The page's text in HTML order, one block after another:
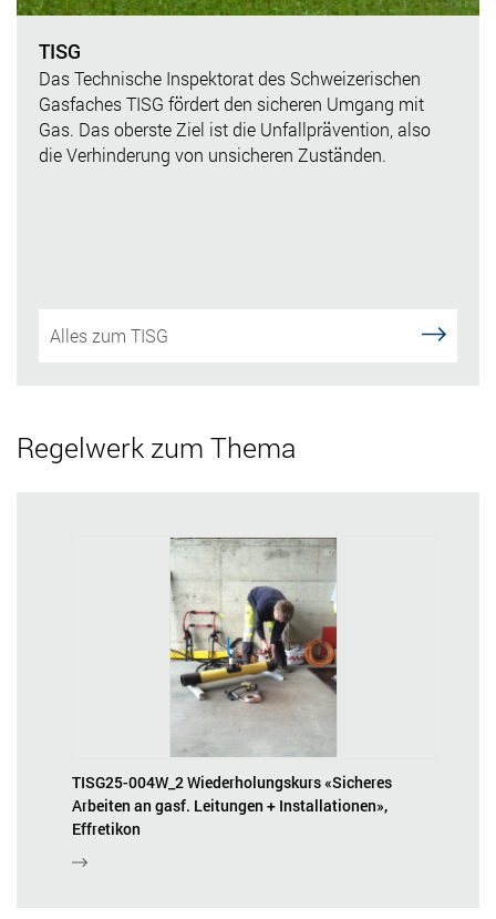
TISG
Das Technische Inspektorat des Schweizerischen
Gasfaches TISG fördert den sicheren Umgang mit
Gas. Das oberste Ziel ist die Unfallprävention, also
die Verhinderung von unsicheren Zuständen.
Alles zum TISG
Regelwerk zum Thema
TISG25-004W_2 Wiederholungskurs «Sicheres
Arbeiten an gasf. Leitungen + Installationen»,
Effretikon